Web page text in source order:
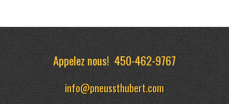
Appelez nous!450-462-9767
info@pneussthubert.com